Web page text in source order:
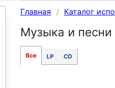
Главная Каталог
Музыка и
Все LP CD